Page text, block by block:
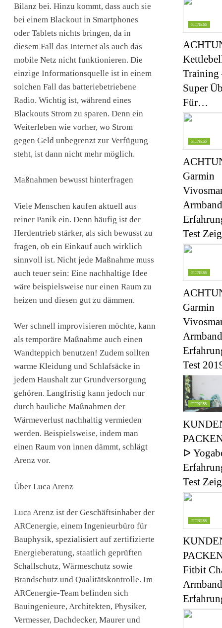
Bilanz bei. Hinzu kommt, dass auch sie
bei einem Blackout in Smartphones
oder Tablets nichts bringen, da in
diesem Fall das Internet als auch das
mobile Netz nicht funktionieren. Die
einzige Informationsquelle ist in einem
solchen Fall das batteriebetriebene
Radio. Wichtig ist, während eines
Blackouts Strom zu sparen. Denn ein
Weiterleben wie vorher, wo Strom
gegen Geld unbegrenzt zur Verfügung
steht, ist dann nicht mehr möglich.
Maßnahmen bewusst hinterfragen
Viele Menschen kaufen aktuell aus
reiner Panik ein. Denn häufig ist der
Herdentrieb stärker, als sich bewusst zu
fragen, ob ein Einkauf auch wirklich
sinnvoll ist. Nicht jede Maßnahme muss
auch teuer sein: Eine nachhaltige Idee
wäre beispielsweise nur einen Raum zu
heizen und diesen gut zu dämmen.
Wer schnell improvisieren möchte, kann
als temporäre Maßnahme auch einen
Wandteppich benutzen! Zudem sollten
warme Kleidung und Schlafsäcke in
jedem Haushalt zur Grundversorgung
gehören. Langfristig kann jedoch nur
durch bauliche Maßnahmen der
Wärmeverlust nachhaltig vermieden
werden. Beispielsweise, indem man
einen Raum von innen dämmt, schlägt
Arenz vor.
Über Luca Arenz
Luca Arenz ist der Geschäftsinhaber der
ARCenergie, einem Ingenieurbüro für
Bauphysik, spezialisiert auf zertifizierte
Energieberatung, staatlich geprüften
Schallschutz, Wärmeschutz sowie
Brandschutz und Qualitätskontrolle. Im
ARCenergie-Team befinden sich
Bauingenieure, Architekten, Physiker,
Vermesser, Dachdecker, Maurer und
FITNESS
Training
Super
Für…
FITNESS
Garmin
Armband
Test
FITNESS
Garmin
Armband
Test
FITNESS
ᐅ
Test
FITNESS
Fitbit